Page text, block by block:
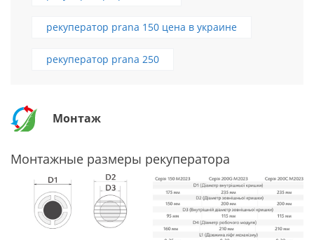
рекуператор prana 150 цена в украине
рекуператор prana 250
Монтаж
Монтажные размеры рекуператора